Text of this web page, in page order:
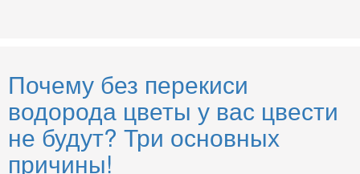
Почему без перекиси
водорода цветы у вас цвести
не будут? Три основных
причины!